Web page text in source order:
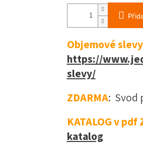
Objemové
https://
slevy/
ZDARMA: Svod
KATALOG v pdf
katalog